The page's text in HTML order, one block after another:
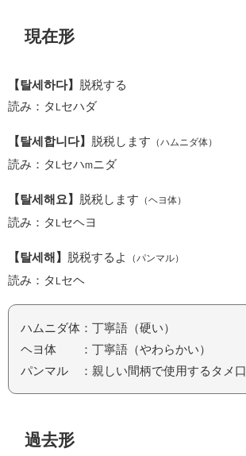
現在形
【탈세하다】
脱税する
読み：タ
セハダ
【탈세합니다】 脱税します （ハムニダ体）
読み：タ セハm ニダ
【탈세해요】 脱税します （ヘヨ体）
読み：タ セヘヨ
【탈세해】 脱税するよ （パンマル）
読み：タ セヘ
ハムニダ体：丁寧語（硬い）
ヘヨ体 ：丁寧語（やわらかい）
パンマル ：親しい間柄で使用するタメ口
過去形